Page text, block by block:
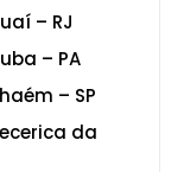
– RJ
– PA
– SP
da